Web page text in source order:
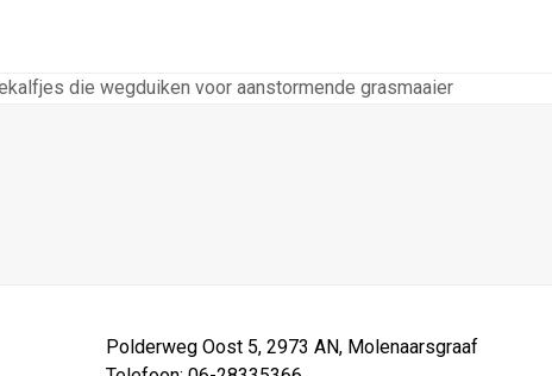
die wegduiken voor aanstormende grasmaaier
Polderweg Oost 5, 2973 AN, Molenaarsgraaf